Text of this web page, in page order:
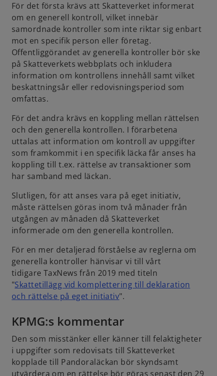
För det första krävs att Skatteverket informerat
om en generell kontroll, vilket innebär
samordnade kontroller som inte riktar sig enbart
mot en specifik person eller företag.
Offentliggörandet av generella kontroller bör ske
på Skatteverkets webbplats och inkludera
information om kontrollens innehåll samt vilket
beskattningsår eller redovisningsperiod som
omfattas.
För det andra krävs en koppling mellan rättelsen
och den generella kontrollen. I förarbetena
uttalas att information om kontroll av uppgifter
som framkommit i en specifik läcka får anses ha
koppling till t.ex. rättelse av transaktioner som
har samband med läckan.
Slutligen, för att anses vara på eget initiativ,
måste rättelsen göras inom två månader från
utgången av månaden då Skatteverket
informerade om den generella kontrollen.
För en mer detaljerad förståelse av reglerna om
generella kontroller hänvisar vi till vårt
tidigare TaxNews från 2019 med titeln
"Skattetillägg vid komplettering till deklaration
och rättelse på eget initiativo
e
s
i
n
".
KPMG:s kommentar
Den som misstänker eller känner till felaktigheter
i uppgifter som redovisats till Skatteverket
kopplade till Pandoraläckan bör skyndsamt
utvärdera om en rättelse bör göras senast den 29